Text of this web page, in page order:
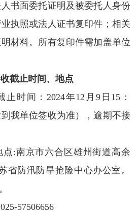
书面委托证明及被委托人身份
执照或法人证书复印件；相关
材料。所有复印件需加盖单位
截止时间、地点
时间：2024年12月9日15：
我单位签收为准），逾期不接
点:南京市六合区雄州街道高余
省防汛防旱抢险中心办公室。
57506656